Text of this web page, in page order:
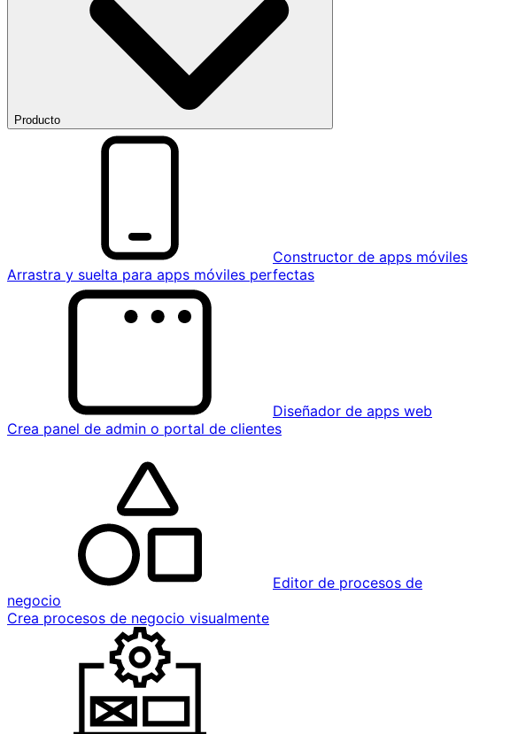
Producto
Constructor de apps móviles
Arrastra y suelta para apps móviles perfectas
Diseñador de apps web
Crea panel de admin o portal de clientes
Editor de procesos de
negocio
Crea procesos de negocio visualmente